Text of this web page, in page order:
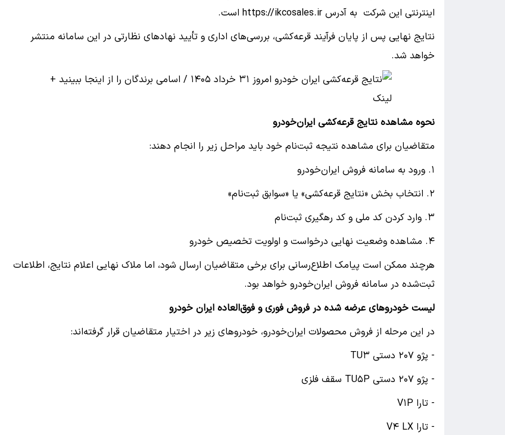
اینترنتی این شرکت به آدرس https://ikcosales.ir است.
نتایج نهایی پس از پایان فرآیند قرعه‌کشی، بررسی‌های اداری و تأیید نهادهای نظارتی در این سامانه منتشر
خواهد شد.
نحوه مشاهده نتایج قرعه‌کشی ایران‌خودرو
متقاضیان برای مشاهده نتیجه ثبت‌نام خود باید مراحل زیر را انجام دهند:
۱. ورود به سامانه فروش ایران‌خودرو
۲. انتخاب بخش «نتایج قرعه‌کشی» یا «سوابق ثبت‌نام»
۳. وارد کردن کد ملی و کد رهگیری ثبت‌نام
۴. مشاهده وضعیت نهایی درخواست و اولویت تخصیص خودرو
هرچند ممکن است پیامک اطلاع‌رسانی برای برخی متقاضیان ارسال شود، اما ملاک نهایی اعلام نتایج، اطلاعات
ثبت‌شده در سامانه فروش ایران‌خودرو خواهد بود.
لیست خودروهای عرضه شده در فروش فوری و فوق‌العاده ایران خودرو
در این مرحله از فروش محصولات ایران‌خودرو، خودروهای زیر در اختیار متقاضیان قرار گرفته‌اند:
- پژو ۲۰۷ دستی TU۳
- پژو ۲۰۷ دستی TU۵P سقف فلزی
- تارا V۱P
- تارا V۴ LX